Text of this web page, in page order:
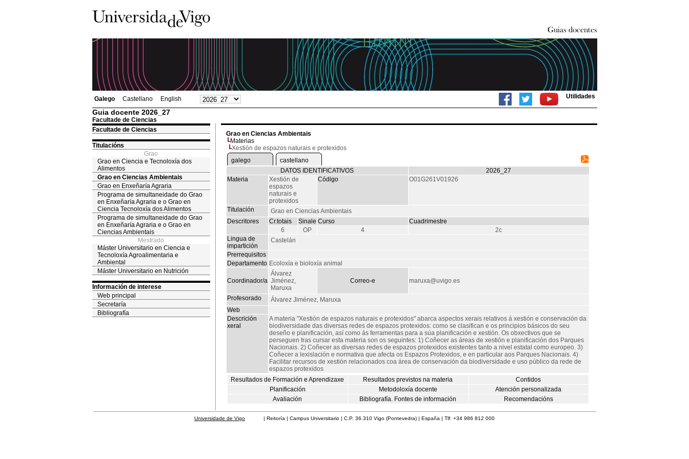
Galego Castellano English Utilidades
Guia docente 2026_27
Facultade de Ciencias
Facultade de Ciencias
Titulacións
Grao
Grao en Ciencia e Tecnoloxía dos
Alimentos
Grao en Ciencias Ambientais
Grao en Enxeñaría Agraria
Programa de simultaneidade do Grao
en Enxeñaría Agraria e o Grao en
Ciencia Tecnoloxía dos Alimentos
Programa de simultaneidade do Grao
en Enxeñaría Agraria e o Grao en
Ciencias Ambientais
Mestrado
Máster Universitario en Ciencia e
Tecnoloxía Agroalimentaria e
Ambiental
Máster Universitario en Nutrición
Información de interese
Web principal
Secretaría
Bibliografía
Grao en Ciencias Ambientais
Materias
Xestión de espazos naturais e protexidos
galego
castellano
DATOS IDENTIFICATIVOS
2026_27
Materia
Xestión de
espazos
naturais e
protexidos
Código O01G261V01926
Titulación
Grao en Ciencias Ambientais
Descritores
Cr.totais Sinale Curso
Cuadrimestre
6
OP 4
2c
Lingua de
impartición
Castelán
Prerrequisitos
Departamento Ecoloxía e bioloxía animal
Coordinador/a
Álvarez
Jiménez,
Maruxa
Correo-e maruxa@uvigo.es
Profesorado
Álvarez Jiménez, Maruxa
Web
Descrición
xeral
A materia "Xestión de espazos naturais e protexidos" abarca aspectos xerais relativos á xestión e conservación da
biodiversidade das diversas redes de espazos protexidos: como se clasifican e os principios básicos do seu
deseño e planificación, así como ás ferramentas para a súa planificación e xestión. Os obxectivos que se
perseguen tras cursar esta materia son os seguintes: 1) Coñecer as áreas de xestión e planificación dos Parques
Nacionais. 2) Coñecer as diversas redes de espazos protexidos existentes tanto a nivel estatal como europeo. 3)
Coñecer a lexislación e normativa que afecta os Espazos Protexidos, e en particular aos Parques Nacionais. 4)
Facilitar recursos de xestión relacionados coa área de conservación da biodiversidade e uso público da rede de
espazos protexidos
Resultados de Formación e Aprendizaxe
Resultados previstos na materia
Contidos
Planificación
Metodoloxía docente
Atención personalizada
Avaliación
Bibliografía. Fontes de información Recomendacións
Universidade de Vigo | Reitoría | Campus Universitario | C.P. 36.310 Vigo (Pontevedra) | España | Tlf: +34 986 812 000